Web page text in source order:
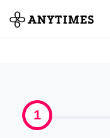
全て
1